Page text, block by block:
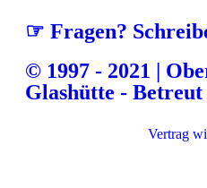
☞ Fragen?
© 1997 - 2021 |
Glashütte -
Vertrag